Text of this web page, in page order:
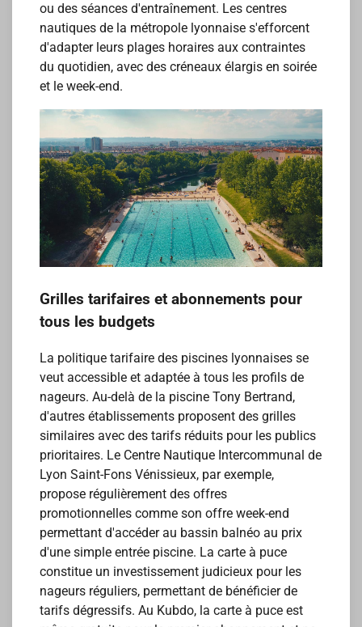
ou des séances d'entraînement. Les centres
nautiques de la métropole lyonnaise s'efforcent
d'adapter leurs plages horaires aux contraintes
du quotidien, avec des créneaux élargis en soirée
et le week-end.
Grilles tarifaires et abonnements pour
tous les budgets
La politique tarifaire des piscines lyonnaises se
veut accessible et adaptée à tous les profils de
nageurs. Au-delà de la piscine Tony Bertrand,
d'autres établissements proposent des grilles
similaires avec des tarifs réduits pour les publics
prioritaires. Le Centre Nautique Intercommunal de
Lyon Saint-Fons Vénissieux, par exemple,
propose régulièrement des offres
promotionnelles comme son offre week-end
permettant d'accéder au bassin balnéo au prix
d'une simple entrée piscine. La carte à puce
constitue un investissement judicieux pour les
nageurs réguliers, permettant de bénéficier de
tarifs dégressifs. Au Kubdo, la carte à puce est